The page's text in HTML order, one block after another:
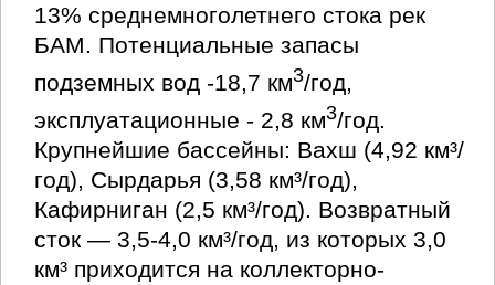
13% среднемноголетнего стока рек
БАМ. Потенциальные запасы
подземных вод -18,7 км3/год,
эксплуатационные - 2,8 км3/год.
Крупнейшие бассейны: Вахш (4,92 км³/
год), Сырдарья (3,58 км³/год),
Кафирниган (2,5 км³/год). Возвратный
сток — 3,5-4,0 км³/год, из которых 3,0
км³ приходится на коллекторно-